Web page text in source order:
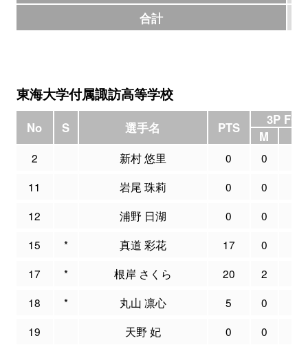
合計
東海大学付属諏訪高等学校
No S 選手名 PTS
3P FG
M
2 新村 悠里 0 0
11
岩尾 珠莉 0 0
12
浦野 日湖 0 0
15
* 真道 彩花 17 0
17
* 根岸 さくら 20 2
18
* 丸山 凛心 5 0
19
天野 妃 0 0